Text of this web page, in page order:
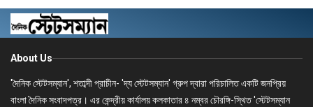
About Us
'দৈনিক স্টেটসম্যান', শতাব্দী প্রাচীন- 'দ্য স্টেটসম্যান' গ্রুপ দ্বারা পরিচালিত একটি জনপ্রিয়
বাংলা দৈনিক সংবাদপত্র। এর কেন্দ্রীয় কার্যালয় কলকাতার ৪ নম্বর চৌরঙ্গি-স্থিত 'স্টেটসম্যান